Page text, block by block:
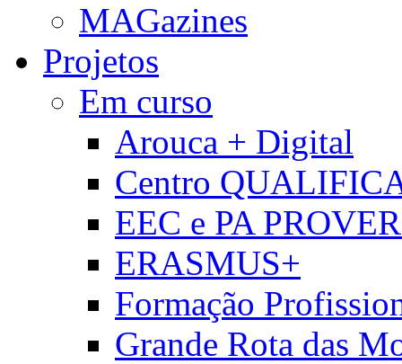
MAGazines
Projetos
Em curso
Arouca + Digital
Centro
EEC e PA
ERASMUS+
Formação
Grande Rota das